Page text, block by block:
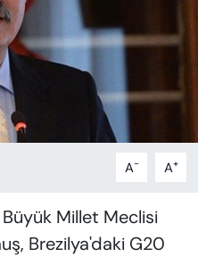
A- A+
Millet Meclisi
Brezilya'daki G20